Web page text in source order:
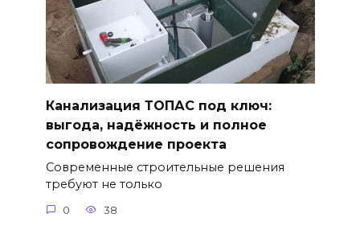
Канализация ТОПАС под ключ:
выгода, надёжность и полное
сопровождение проекта
Современные строительные решения
требуют не только
0 38